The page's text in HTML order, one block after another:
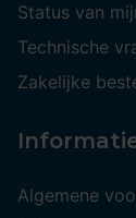
Status van
Technische
Zakelijke
Algemene